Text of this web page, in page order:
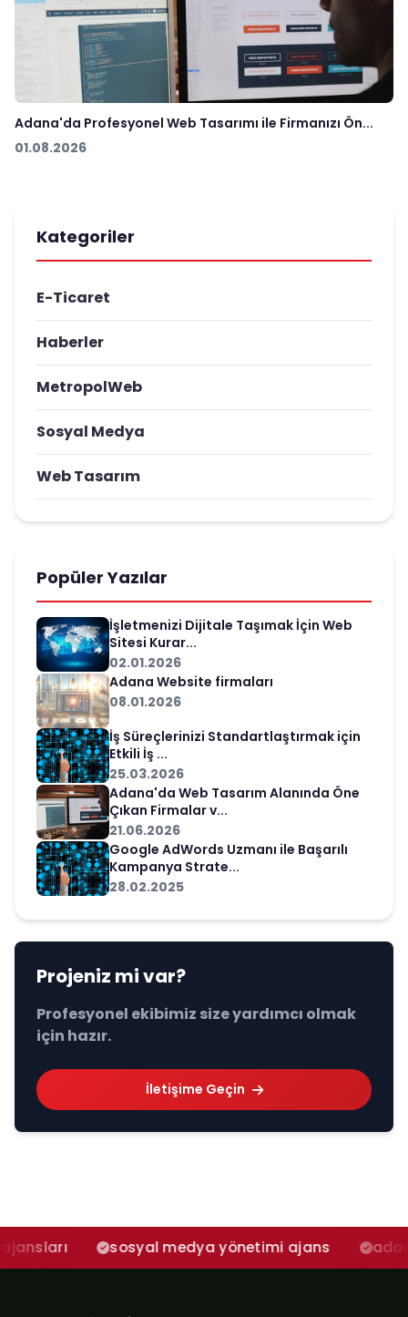
Adana'da Profesyonel Web Tasarımı ile Firmanızı Ön...
01.08.2026
Kategoriler
E-Ticaret
Haberler
MetropolWeb
Sosyal Medya
Web Tasarım
Popüler Yazılar
İşletmenizi Dijitale Taşımak İçin Web
Sitesi Kurar...
02.01.2026
Adana Website firmaları
08.01.2026
İş Süreçlerinizi Standartlaştırmak için
Etkili İş ...
25.03.2026
Adana'da Web Tasarım Alanında Öne
Çıkan Firmalar v...
21.06.2026
Google AdWords Uzmanı ile Başarılı
Kampanya Strate...
28.02.2025
Projeniz mi var?
Profesyonel ekibimiz size yardımcı olmak
için hazır.
İletişime Geçin
sosyal medya yönetimi ajans adana sosyal